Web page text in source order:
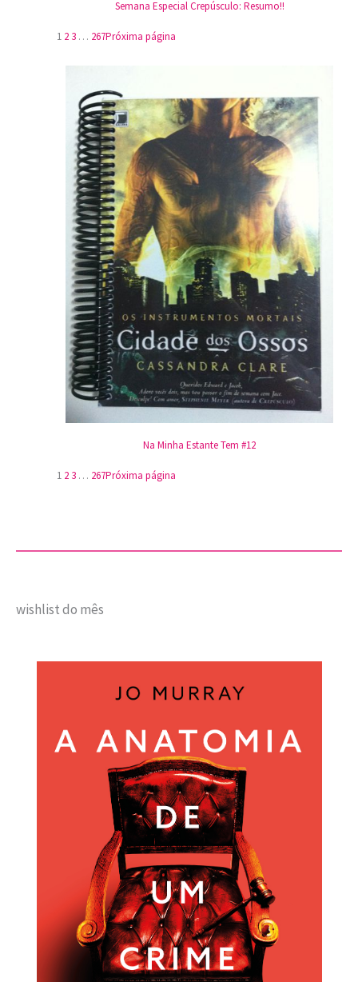
Semana Especial Crepúsculo: Resumo!!
1 2 3 … 267Próxima página
Na Minha Estante Tem #12
1 2 3 … 267Próxima página
wishlist do mês